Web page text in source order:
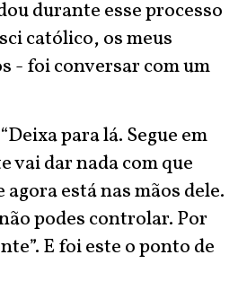
durante esse processo
católico, os meus
- foi conversar com um
para lá. Segue em
vai dar nada com que
está nas mãos dele.
podes controlar. Por
E foi este o ponto de